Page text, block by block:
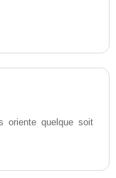
oriente quelque soit